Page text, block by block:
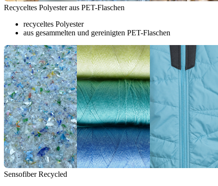
Recyceltes Polyester aus PET-Flaschen
recyceltes Polyester
aus gesammelten und gereinigten PET-Flaschen
Sensofiber Recycled